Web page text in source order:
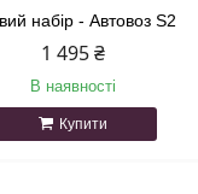
набір - Автовоз S2
1 495 ₴
В наявності
Купити